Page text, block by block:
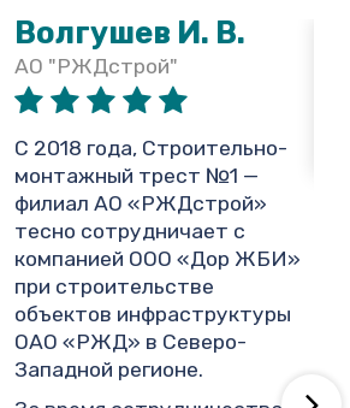
Волгушев И. В.
АО "РЖДстрой"
С 2018 года, Строительно-
монтажный трест №1 —
филиал АО «РЖДстрой»
тесно сотрудничает с
компанией ООО «Дор ЖБИ»
при строительстве
объектов инфраструктуры
ОАО «РЖД» в Северо-
Западной регионе.